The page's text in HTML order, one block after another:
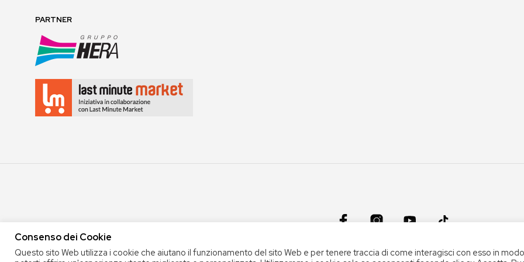
PARTNER
COPYRIGHT 2020 COOP. SOC. OFFICINA 68 |PRIVACY POLICY|TERMINI E CONDIZIONI DEL SERVIZIO| CREDITS
Consenso dei Cookie
Questo sito Web utilizza i cookie che aiutano il funzionamento del sito Web e per tenere traccia di come interagisci con esso in